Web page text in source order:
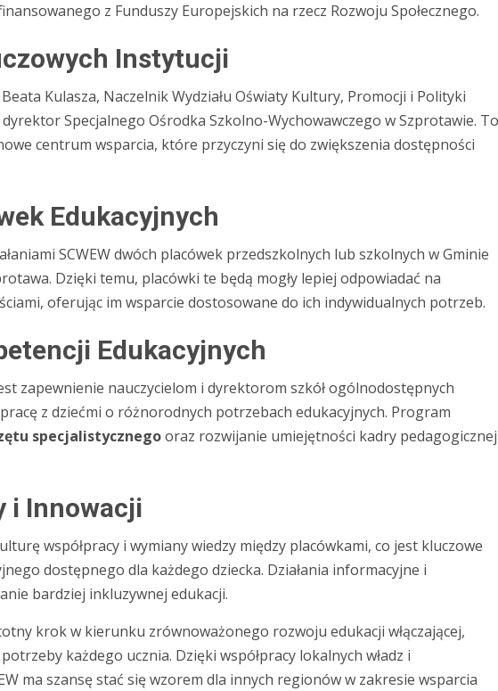
z Funduszy Europejskich na rzecz Rozwoju Społecznego.
Instytucji
Kulasza, Naczelnik Wydziału Oświaty Kultury, Promocji i Polityki
dyrektor Specjalnego Ośrodka Szkolno-Wychowawczego w Szprotawie. To
centrum wsparcia, które przyczyni się do zwiększenia dostępności
Edukacyjnych
SCWEW dwóch placówek przedszkolnych lub szkolnych w Gminie
Dzięki temu, placówki te będą mogły lepiej odpowiadać na
oferując im wsparcie dostosowane do ich indywidualnych potrzeb.
Edukacyjnych
zapewnienie nauczycielom i dyrektorom szkół ogólnodostępnych
z dziećmi o różnorodnych potrzebach edukacyjnych. Program
specjalistycznegooraz rozwijanie umiejętności kadry pedagogicznej
i Innowacji
współpracy i wymiany wiedzy między placówkami, co jest kluczowe
dostępnego dla każdego dziecka. Działania informacyjne i
bardziej inkluzywnej edukacji.
krok w kierunku zrównoważonego rozwoju edukacji włączającej,
każdego ucznia. Dzięki współpracy lokalnych władz i
ma szansę stać się wzorem dla innych regionów w zakresie wsparcia